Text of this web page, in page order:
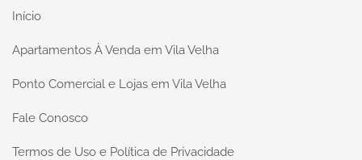
Início
Apartamentos À Venda em Vila Velha
Ponto Comercial e Lojas em Vila Velha
Fale Conosco
Termos de Uso e Política de Privacidade